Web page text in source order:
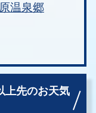
温泉郷
上先のお天気